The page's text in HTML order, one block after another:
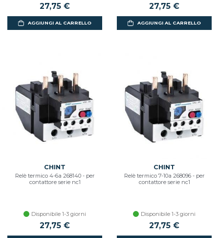
27,75 €
AGGIUNGI AL CARRELLO
27,75 €
AGGIUNGI AL CARRELLO
CHINT
Relè termico 4-6a 268140 - per
contattore serie nc1
Disponibile 1-3 giorni
27,75 €
CHINT
Relè termico 7-10a 268096 - per
contattore serie nc1
Disponibile 1-3 giorni
27,75 €